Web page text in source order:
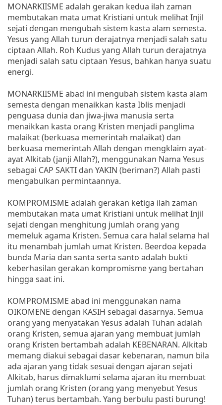
MONARKIISME adalah gerakan kedua ilah zaman
membutakan mata umat Kristiani untuk melihat Injil
sejati dengan mengubah sistem kasta alam semesta.
Yesus yang Allah turun derajatnya menjadi salah satu
ciptaan Allah. Roh Kudus yang Allah turun derajatnya
menjadi salah satu ciptaan Yesus, bahkan hanya suatu
energi.
MONARKIISME abad ini mengubah sistem kasta alam
semesta dengan menaikkan kasta Iblis menjadi
penguasa dunia dan jiwa-jiwa manusia serta
menaikkan kasta orang Kristen menjadi panglima
malaikat (berkuasa memerintah malaikat) dan
berkuasa memerintah Allah dengan mengklaim ayat-
ayat Alkitab (janji Allah?), menggunakan Nama Yesus
sebagai CAP SAKTI dan YAKIN (beriman?) Allah pasti
mengabulkan permintaannya.
KOMPROMISME adalah gerakan ketiga ilah zaman
membutakan mata umat Kristiani untuk melihat Injil
sejati dengan menghitung jumlah orang yang
memeluk agama Kristen. Semua cara halal selama hal
itu menambah jumlah umat Kristen. Beerdoa kepada
bunda Maria dan santa serta santo adalah bukti
keberhasilan gerakan kompromisme yang bertahan
hingga saat ini.
KOMPROMISME abad ini menggunakan nama
OIKOMENE dengan KASIH sebagai dasarnya. Semua
orang yang menyatakan Yesus adalah Tuhan adalah
orang Kristen, semua ajaran yang membuat jumlah
orang Kristen bertambah adalah KEBENARAN. Alkitab
memang diakui sebagai dasar kebenaran, namun bila
ada ajaran yang tidak sesuai dengan ajaran sejati
Alkitab, harus dimaklumi selama ajaran itu membuat
jumlah orang Kristen (orang yang menyebut Yesus
Tuhan) terus bertambah. Yang berbulu pasti burung!